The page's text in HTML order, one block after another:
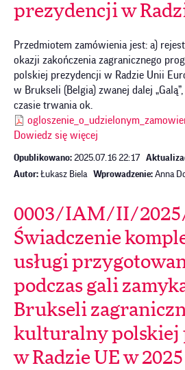
prezydencji w
Przedmiotem zamówienia jest: a)
okazji zakończenia zagranicznego
polskiej prezydencji w Radzie Unii
w Brukseli (Belgia) zwanej dalej
czasie trwania ok.
Dowiedz się więcej
Opublikowano: 2025.07.16 22:17
Autor: Łukasz Biela Wprowadzenie: Anna
0003/IAM/II/
Świadczenie
usługi
podczas gali
Brukseli
kulturalny polskiej
w Radzie UE w